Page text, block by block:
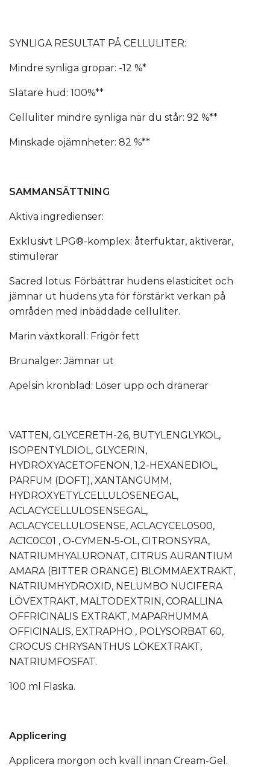
SYNLIGA RESULTAT PÅ CELLULITER:
Mindre synliga gropar: -12 %*
Slätare hud: 100%**
Celluliter mindre synliga när du står: 92 %**
Minskade ojämnheter: 82 %**
SAMMANSÄTTNING
Aktiva ingredienser:
Exklusivt LPG®-komplex: återfuktar, aktiverar,
stimulerar
Sacred lotus: Förbättrar hudens elasticitet och
jämnar ut hudens yta för förstärkt verkan på
områden med inbäddade celluliter.
Marin växtkorall: Frigör fett
Brunalger: Jämnar ut
Apelsin kronblad: Löser upp och dränerar
VATTEN, GLYCERETH-26, BUTYLENGLYKOL,
ISOPENTYLDIOL, GLYCERIN,
HYDROXYACETOFENON, 1,2-HEXANEDIOL,
PARFUM (DOFT), XANTANGUMM,
HYDROXYETYLCELLULOSENEGAL,
ACLACYCELLULOSENSEGAL,
ACLACYCELLULOSENSE, ACLACYCEL0S00,
AC1C0C01 , O-CYMEN-5-OL, CITRONSYRA,
NATRIUMHYALURONAT, CITRUS AURANTIUM
AMARA (BITTER ORANGE) BLOMMAEXTRAKT,
NATRIUMHYDROXID, NELUMBO NUCIFERA
LÖVEXTRAKT, MALTODEXTRIN, CORALLINA
OFFRICINALIS EXTRAKT, MAPARHUMMA
OFFICINALIS, EXTRAPHO , POLYSORBAT 60,
CROCUS CHRYSANTHUS LÖKEXTRAKT,
NATRIUMFOSFAT.
100 ml Flaska.
Applicering
Applicera morgon och kväll innan Cream-Gel.